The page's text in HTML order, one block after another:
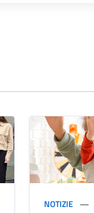
NOTIZIE